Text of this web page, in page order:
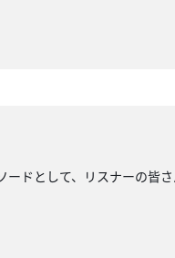
ドとして、リスナーの皆